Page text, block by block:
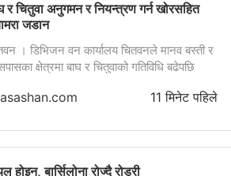
र चितुवा अनुगमन र नियन्त्रण गर्न खोरसहित
जडान
। डिभिजन वन कार्यालय चितवनले मानव बस्ती र
क्षेत्रमा बाघ र चितुवाको गतिविधि बढेपछि
बस्तीमा प्रवेश गर्ने बाघ र चितुवाको अनुगमन गर्न
वन अधिकृत सुदीप हमालले जानकारी दिए ।
अनुसार भरतपुर महानगरपालिका–१५ को
[…]
11 मिनेट पहिले
होइन, बार्सिलोना रोज्दै रोड्री